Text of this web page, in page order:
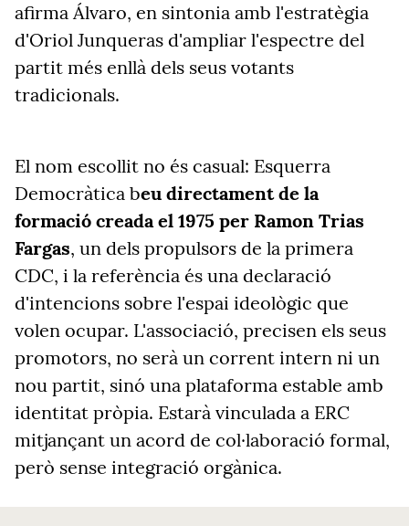
afirma Álvaro, en sintonia amb l'estratègia
d'Oriol Junqueras d'ampliar l'espectre del
partit més enllà dels seus votants
tradicionals.
El nom escollit no és casual: Esquerra
Democràtica beu directament de la
formació creada el 1975 per Ramon Trias
Fargas, un dels propulsors de la primera
CDC, i la referència és una declaració
d'intencions sobre l'espai ideològic que
volen ocupar. L'associació, precisen els seus
promotors, no serà un corrent intern ni un
nou partit, sinó una plataforma estable amb
identitat pròpia. Estarà vinculada a ERC
mitjançant un acord de col·laboració formal,
però sense integració orgànica.